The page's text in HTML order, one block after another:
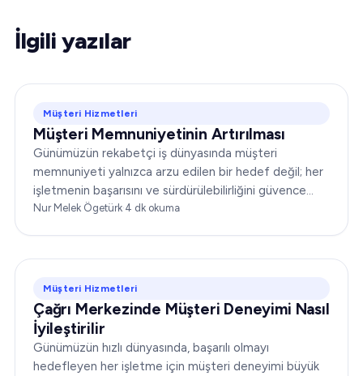
İlgili yazılar
Müşteri Hizmetleri
Müşteri Memnuniyetinin Artırılması
Günümüzün rekabetçi iş dünyasında müşteri
memnuniyeti yalnızca arzu edilen bir hedef değil; her
işletmenin başarısını ve sürdürülebilirliğini güvence
altına almada belirleyici bir unsurdur. Şirketler...
Nur Melek Ögetürk·4 dk okuma
Müşteri Hizmetleri
Çağrı Merkezinde Müşteri Deneyimi Nasıl
İyileştirilir
Günümüzün hızlı dünyasında, başarılı olmayı
hedefleyen her işletme için müşteri deneyimi büyük